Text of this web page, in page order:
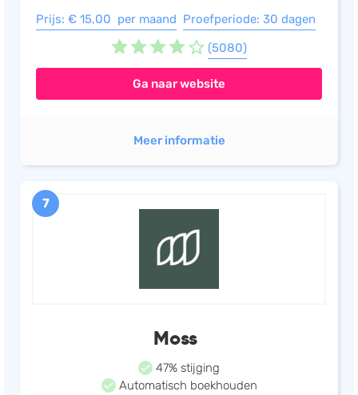
Prijs: € 15,00 per maand Proefperiode: 30 dagen
(5080)
Ga naar website
Meer informatie
7
Moss
47% stijging
Automatisch boekhouden